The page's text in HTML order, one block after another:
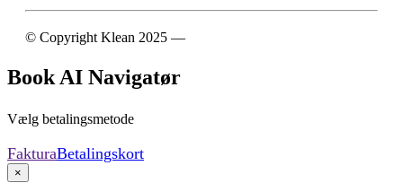
© Copyright Klean 2025 —
Book AI Navigatør
Vælg betalingsmetode
FakturaBetalingskort
×